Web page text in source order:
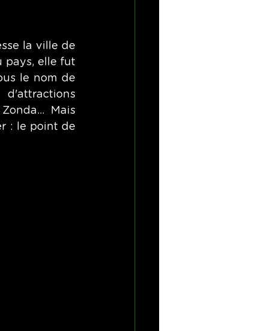
la ville de
pays, elle fut
le nom de
Mais
: le point de